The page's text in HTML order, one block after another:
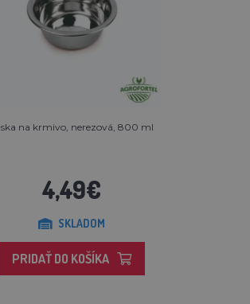
na krmivo, nerezová, 800 ml
4,49€
SKLADOM
PRIDAŤ DO KOŠÍKA